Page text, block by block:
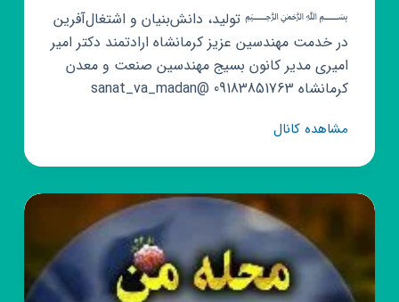
﷽ تولید، دانش‌بنیان‌ و اشتغال‌آفرین
در خدمت مهندسین عزیز کرمانشاه ارادتمند دکتر امیر
امیری مدیر کانون بسیج مهندسین صنعت و معدن
کرمانشاه 09183851763 @sanat_va_madan
مشاهده کانالکانال
مهندسین
صنعت
و
معدن